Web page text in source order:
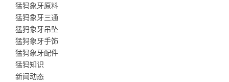
猛犸象牙原料
猛犸象牙三通
猛犸象牙吊坠
猛犸象牙手饰
猛犸象牙配件
猛犸知识
新闻动态